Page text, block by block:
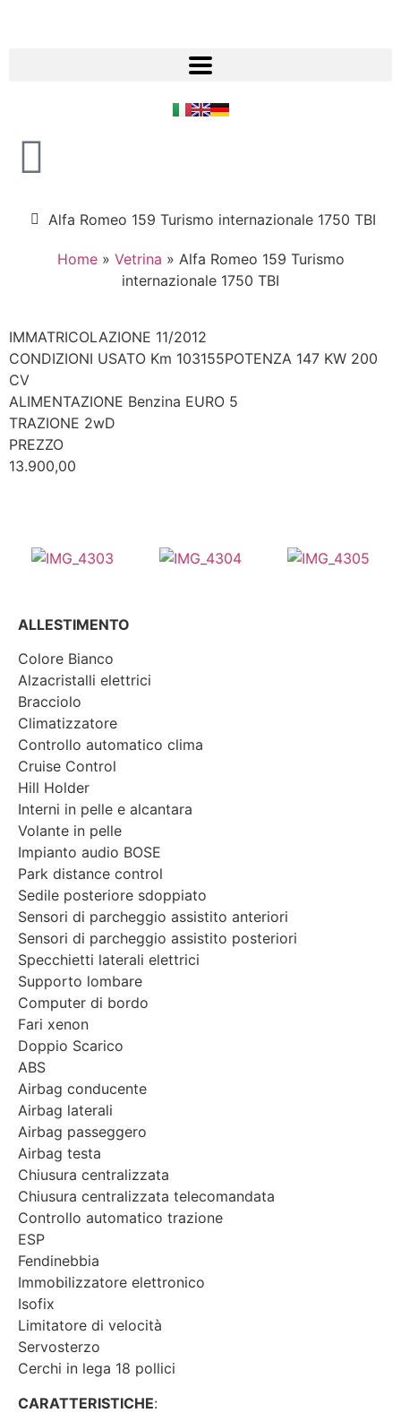
Alfa Romeo 159 Turismo internazionale 1750 TBI
Home» Vetrina » Alfa Romeo 159 Turismo
internazionale 1750 TBI
IMMATRICOLAZIONE 11/2012
CONDIZIONI USATO Km 103155POTENZA 147 KW 200
CV
ALIMENTAZIONE Benzina EURO 5
TRAZIONE 2wD
PREZZO
13.900,00
ALLESTIMENTO
Colore Bianco
Alzacristalli elettrici
Bracciolo
Climatizzatore
Controllo automatico clima
Cruise Control
Hill Holder
Interni in pelle e alcantara
Volante in pelle
Impianto audio BOSE
Park distance control
Sedile posteriore sdoppiato
Sensori di parcheggio assistito anteriori
Sensori di parcheggio assistito posteriori
Specchietti laterali elettrici
Supporto lombare
Computer di bordo
Fari xenon
Doppio Scarico
ABS
Airbag conducente
Airbag laterali
Airbag passeggero
Airbag testa
Chiusura centralizzata
Chiusura centralizzata telecomandata
Controllo automatico trazione
ESP
Fendinebbia
Immobilizzatore elettronico
Isofix
Limitatore di velocità
Servosterzo
Cerchi in lega 18 pollici
CARATTERISTICHE: